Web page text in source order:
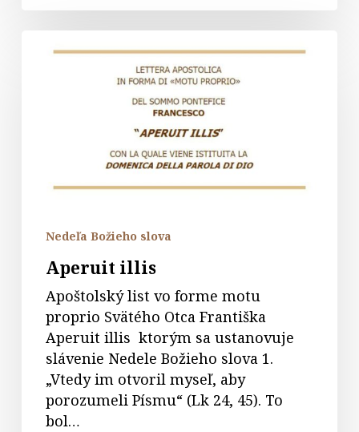
Nedeľa Božieho slova
Aperuit illis
Apoštolský list vo forme motu
proprio Svätého Otca Františka
Aperuit illis ktorým sa ustanovuje
slávenie Nedele Božieho slova 1.
„Vtedy im otvoril myseľ, aby
porozumeli Písmu“ (Lk 24, 45). To
bol…